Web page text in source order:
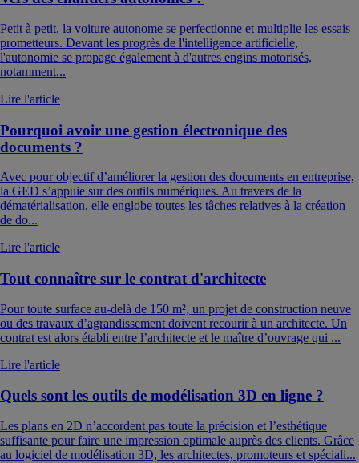
Petit à petit, la voiture autonome se perfectionne et multiplie les essais
prometteurs. Devant les progrès de l'intelligence artificielle,
l'autonomie se propage également à d'autres engins motorisés,
notamment...
Lire l'article
Pourquoi avoir une gestion électronique des
documents ?
Avec pour objectif d’améliorer la gestion des documents en entreprise,
la GED s’appuie sur des outils numériques. Au travers de la
dématérialisation, elle englobe toutes les tâches relatives à la création
de do...
Lire l'article
Tout connaître sur le contrat d'architecte
Pour toute surface au-delà de 150 m², un projet de construction neuve
ou des travaux d’agrandissement doivent recourir à un architecte. Un
contrat est alors établi entre l’architecte et le maître d’ouvrage qui ...
Lire l'article
Quels sont les outils de modélisation 3D en ligne ?
Les plans en 2D n’accordent pas toute la précision et l’esthétique
suffisante pour faire une impression optimale auprès des clients. Grâce
au logiciel de modélisation 3D, les architectes, promoteurs et spéciali...